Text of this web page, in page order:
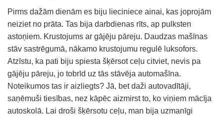
Pirms dažām dienām es biju lieciniece ainai, kas joprojām
neiziet no prāta. Tas bija darbdienas rīts, ap pulksten
astoņiem. Krustojums ar gājēju pāreju. Daudzas mašīnas
stāv sastrēgumā, nākamo krustojumu regulē luksofors.
Atzīstu, ka pati biju spiesta šķērsot ceļu citviet, nevis pa
gājēju pāreju, jo tobrīd uz tās stāvēja automašīna.
Noteikumos tas ir aizliegts? Jā, bet daži autovadītāji,
saņēmuši tiesības, nez kāpēc aizmirst to, ko viņiem mācīja
autoskolā. Lai droši šķērsotu ceļu, man bija uzmanīgi